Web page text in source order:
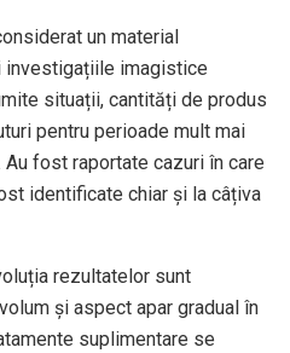
un material
investigațiile imagistice
situații, cantități de produs
pentru perioade mult mai
fost raportate cazuri în care
identificate chiar și la câțiva
rezultatelor sunt
și aspect apar gradual în
suplimentare se